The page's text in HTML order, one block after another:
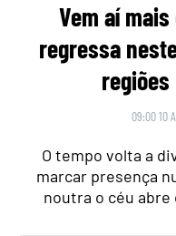
Vem aí
regressa
09:00 10
O tempo volta a
marcar presença
noutra o céu